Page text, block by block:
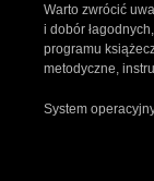
Warto zwrócić
i dobór
programu
metodyczne,
System